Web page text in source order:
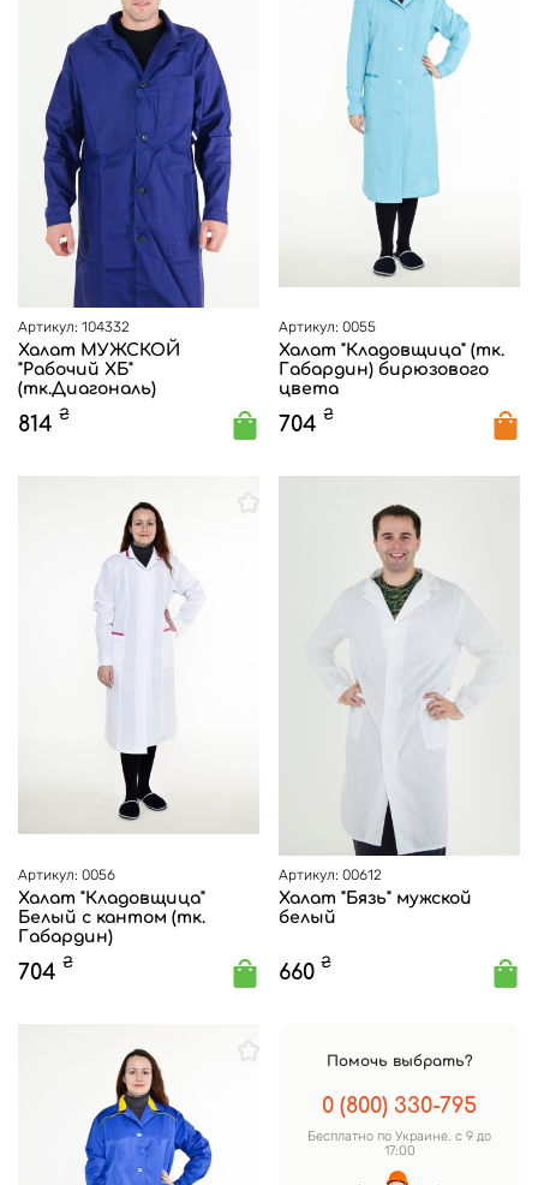
Артикул: 104332
Халат МУЖСКОЙ
"Рабочий ХБ"
(тк.Диагональ)
814 ₴
Артикул: 0055
Халат "Кладовщица" (тк.
Габардин) бирюзового
цвета
704 ₴
Артикул: 0056
Халат "Кладовщица"
Белый с кантом (тк.
Габардин)
704 ₴
Артикул: 00612
Халат "Бязь" мужской
белый
660 ₴
Помочь выбрать?
0 (800) 330-795
Бесплатно по Украине. с 9 до
17:00